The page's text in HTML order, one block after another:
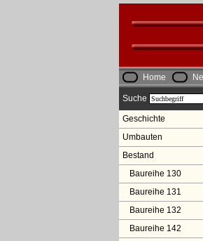
Home
Suche
Geschichte
Umbauten
Bestand
Baureihe 130
Baureihe 131
Baureihe 132
Baureihe 142